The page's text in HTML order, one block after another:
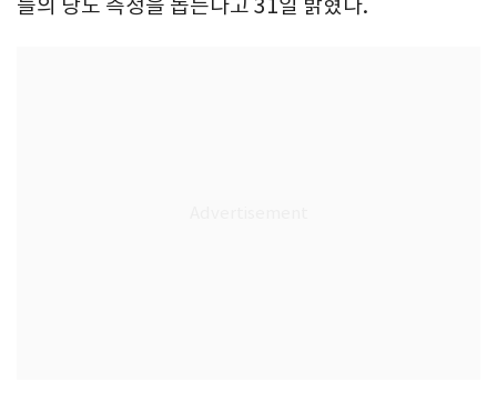
들의 당도 측정을 돕는다고 31일 밝혔다.